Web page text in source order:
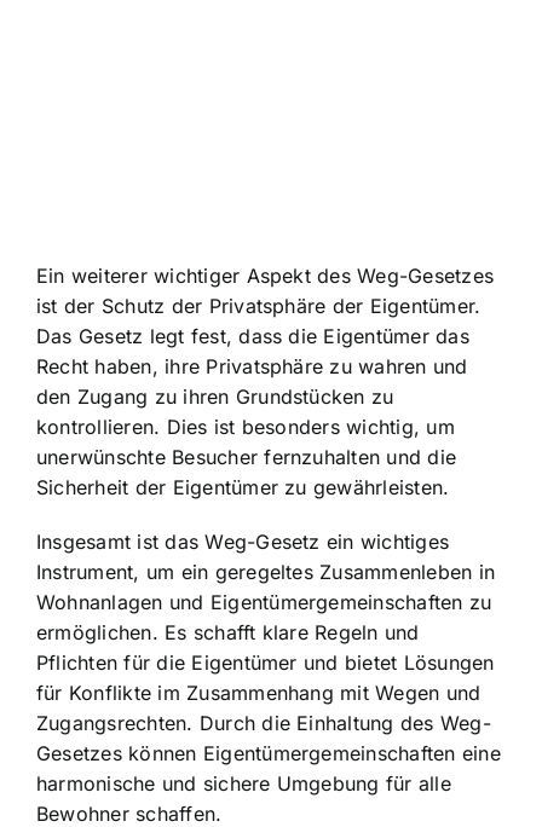
Ein weiterer wichtiger Aspekt des Weg-Gesetzes
ist der Schutz der Privatsphäre der Eigentümer.
Das Gesetz legt fest, dass die Eigentümer das
Recht haben, ihre Privatsphäre zu wahren und
den Zugang zu ihren Grundstücken zu
kontrollieren. Dies ist besonders wichtig, um
unerwünschte Besucher fernzuhalten und die
Sicherheit der Eigentümer zu gewährleisten.
Insgesamt ist das Weg-Gesetz ein wichtiges
Instrument, um ein geregeltes Zusammenleben in
Wohnanlagen und Eigentümergemeinschaften zu
ermöglichen. Es schafft klare Regeln und
Pflichten für die Eigentümer und bietet Lösungen
für Konflikte im Zusammenhang mit Wegen und
Zugangsrechten. Durch die Einhaltung des Weg-
Gesetzes können Eigentümergemeinschaften eine
harmonische und sichere Umgebung für alle
Bewohner schaffen.